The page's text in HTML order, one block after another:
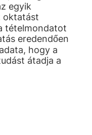
egyik
oktatást
tételmondatot
eredendően
hogy a
átadja a